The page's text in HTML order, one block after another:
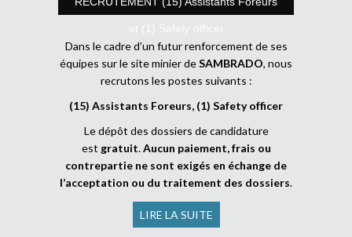
et (1) Safety officer
Dans le cadre d’un futur renforcement de ses
équipes sur le site minier deSAMBRADO, nous
recrutons les postes suivants :
(15) Assistants Foreurs, (1) Safety officer
Le dépôt des dossiers de candidature
est gratuit.Aucun paiement, frais ou
contrepartie ne sont exigés en échange de
l’acceptation ou du traitement des dossiers.
LIRE LA SUITE